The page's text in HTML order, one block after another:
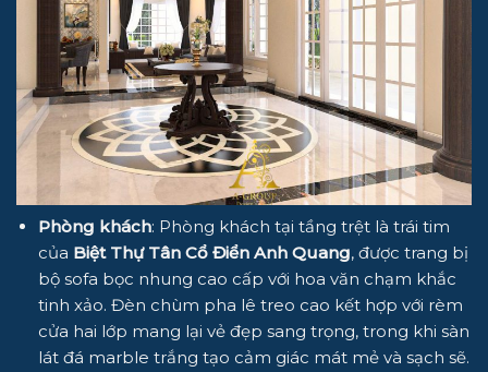
Phòng khách: Phòng khách tại tầng trệt là trái tim
của Biệt Thự Tân Cổ Điển Anh Quang, được trang bị
bộ sofa bọc nhung cao cấp với hoa văn chạm khắc
tinh xảo. Đèn chùm pha lê treo cao kết hợp với rèm
cửa hai lớp mang lại vẻ đẹp sang trọng, trong khi sàn
lát đá marble trắng tạo cảm giác mát mẻ và sạch sẽ.